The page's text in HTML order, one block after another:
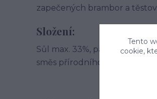
zapečených brambor a
Složení:
Sůl max. 33%, paprikové
směs přírodního koření.
Tento
cookie,